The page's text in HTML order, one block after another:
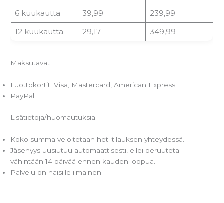
6 kuukautta
39,99
239,99
12 kuukautta
29,17 349,99
Maksutavat
Luottokortit: Visa, Mastercard, American Express
PayPal
Lisätietoja/huomautuksia
Koko summa veloitetaan heti tilauksen yhteydessä.
Jäsenyys uusiutuu automaattisesti, ellei peruuteta
vähintään 14 päivää ennen kauden loppua.
Palvelu on naisille ilmainen.